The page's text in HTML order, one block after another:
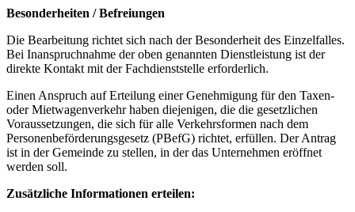
Besonderheiten / Befreiungen
Die Bearbeitung richtet sich nach der Besonderheit des Einzelfalles.
Bei Inanspruchnahme der oben genannten Dienstleistung ist der
direkte Kontakt mit der Fachdienststelle erforderlich.
Einen Anspruch auf Erteilung einer Genehmigung für den Taxen-
oder Mietwagenverkehr haben diejenigen, die die gesetzlichen
Voraussetzungen, die sich für alle Verkehrsformen nach dem
Personenbeförderungsgesetz (PBefG) richtet, erfüllen. Der Antrag
ist in der Gemeinde zu stellen, in der das Unternehmen eröffnet
werden soll.
Zusätzliche Informationen erteilen: